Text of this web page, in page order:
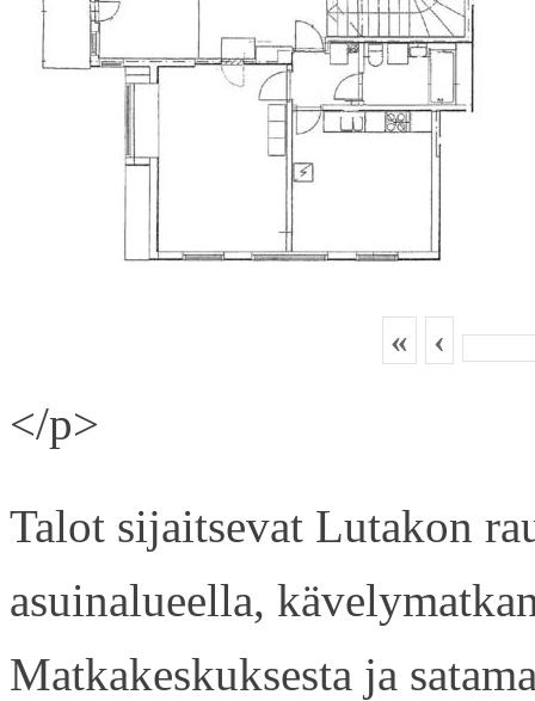
« ‹
</p>
Talot sijaitsevat Lutakon
asuinalueella,
Matkakeskuksesta ja